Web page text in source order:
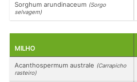
Sorghum arundinaceum (Sorgo
selvagem)
MILHO
Acanthospermum australe (Carrapicho
rasteiro)